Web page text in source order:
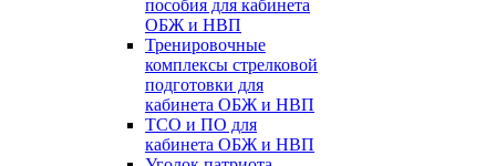
пособия для кабинета
ОБЖ и НВП
Тренировочные
комплексы стрелковой
подготовки для
кабинета ОБЖ и НВП
ТСО и ПО для
кабинета ОБЖ и НВП